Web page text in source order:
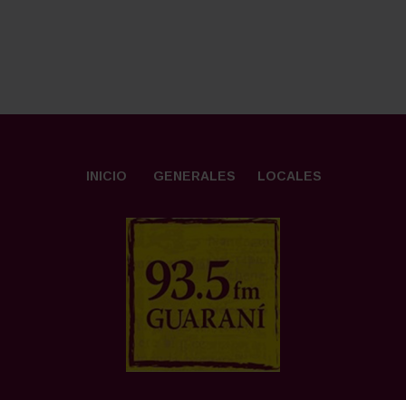
INICIO GENERALES LOCALES